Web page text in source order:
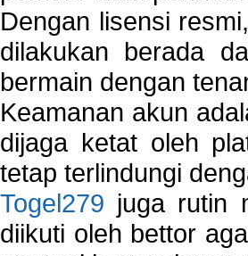
Dengan lisensi resmi,
dilakukan berada
bermain dengan
Keamanan akun
dijaga ketat oleh
tetap terlindungi
Togel279 juga rutin
diikuti oleh bettor